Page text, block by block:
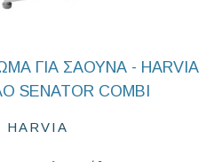
ΓΙΑ ΣΑΟΥΝΑ - HARVIA
SENATOR COMBI
HARVIA